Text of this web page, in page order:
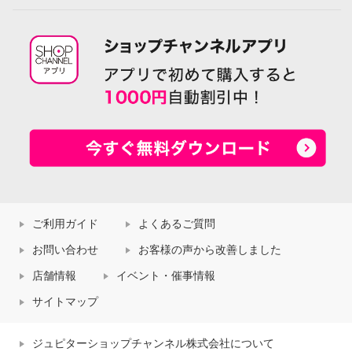
ご利用ガイド よくあるご質問
お問い合わせ お客様の声から改善しました
店舗情報 イベント・催事情報
サイトマップ
ジュピターショップチャンネル株式会社について